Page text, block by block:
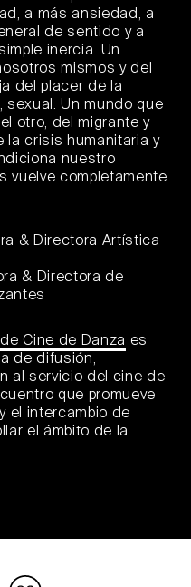
a más ansiedad, a
de sentido y a
inercia. Un
mismos y del
del placer de la
Un mundo que
otro, del migrante y
la crisis humanitaria y
nuestro
vuelve completamente
& Directora Artística
& Directora de
Cine de Danza es
de difusión,
al servicio del cine de
que promueve
el intercambio de
el ámbito de la